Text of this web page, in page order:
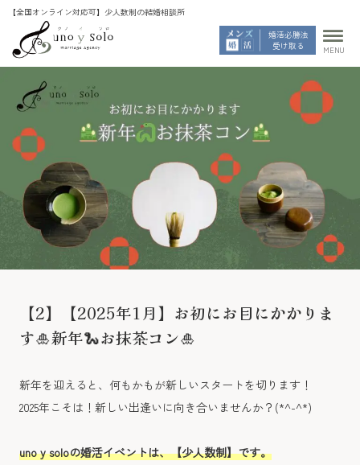
婚活必勝法
受け取る
【2】【2025年1月】お初にお目にかかりま
す🎍新年🐍お抹茶コン🎍
新年を迎えると、何もかもが新しいスタートを切ります！
2025年こそは！新しい出逢いに向き合いませんか？(*^-^*)
uno y soloの婚活イベントは、【少人数制】です。
MENU